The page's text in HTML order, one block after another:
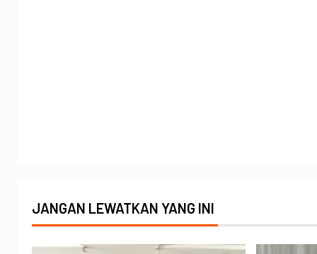
JANGAN LEWATKAN YANG INI